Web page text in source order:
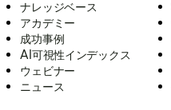
ナレッジベース
アカデミー
成功事例
AI可視性インデックス
ウェビナー
ニュース